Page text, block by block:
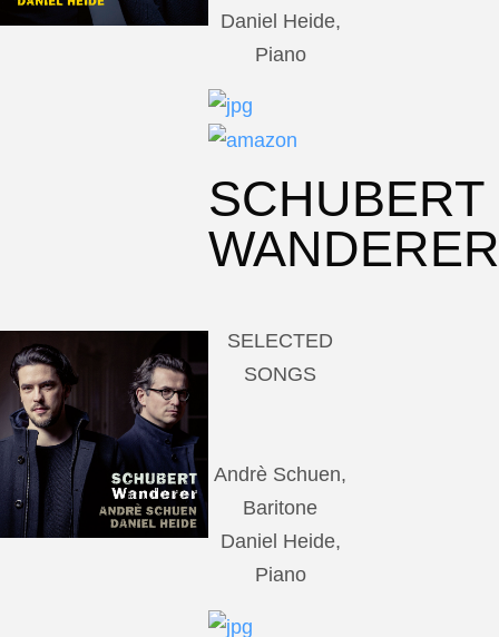
Daniel Heide,
Piano
SCHUBERT
WANDERER
SELECTED
SONGS
Andrè Schuen,
Baritone
Daniel Heide,
Piano